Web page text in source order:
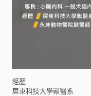
經歷
屏東科技大學獸醫系